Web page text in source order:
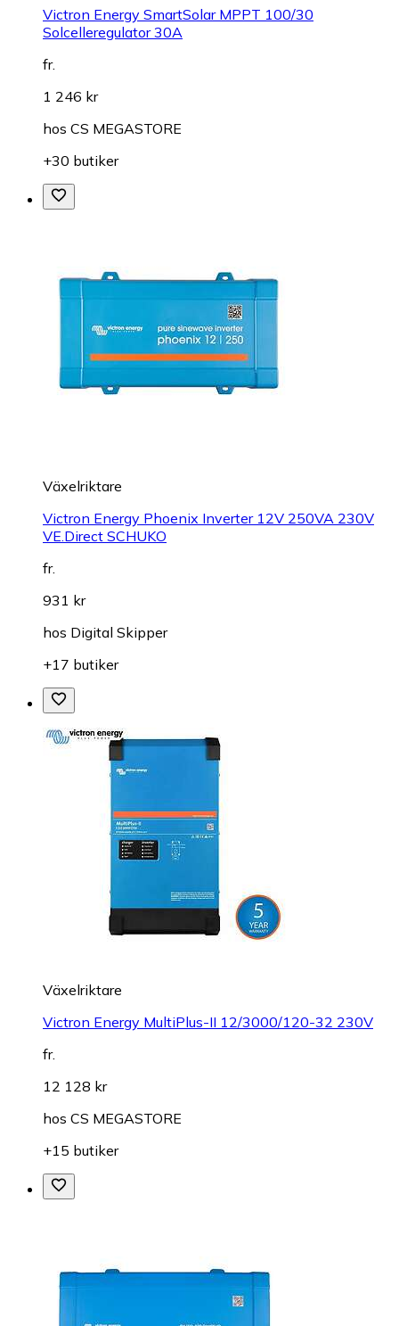
Victron Energy SmartSolar MPPT 100/30
Solcelleregulator 30A
fr.
1 246 kr
hos CS MEGASTORE
+30 butiker
Växelriktare
Victron Energy Phoenix Inverter 12V 250VA 230V
VE.Direct SCHUKO
fr.
931 kr
hos Digital Skipper
+17 butiker
Växelriktare
Victron Energy MultiPlus-II 12/3000/120-32 230V
fr.
12 128 kr
hos CS MEGASTORE
+15 butiker